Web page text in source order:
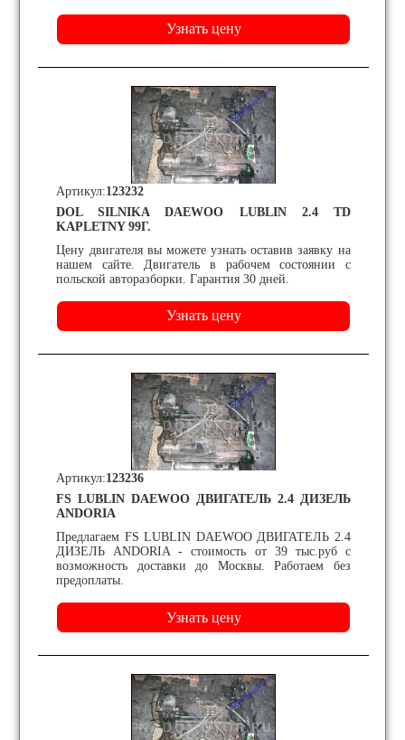
DOL SILNIKA DAEWOO LUBLIN 2.4 TD
KAPLETNY 99Г.
Цену двигателя вы можете узнать оставив заявку на
нашем сайте. Двигатель в рабочем состоянии с
польской авторазборки. Гарантия 30 дней.
Артикул:123232
FS LUBLIN DAEWOO ДВИГАТЕЛЬ 2.4 ДИЗЕЛЬ
ANDORIA
Предлагаем FS LUBLIN DAEWOO ДВИГАТЕЛЬ 2.4
ДИЗЕЛЬ ANDORIA - стоимость от 39 тыс.руб с
возможность доставки до Москвы. Работаем без
предоплаты.
Артикул:123236